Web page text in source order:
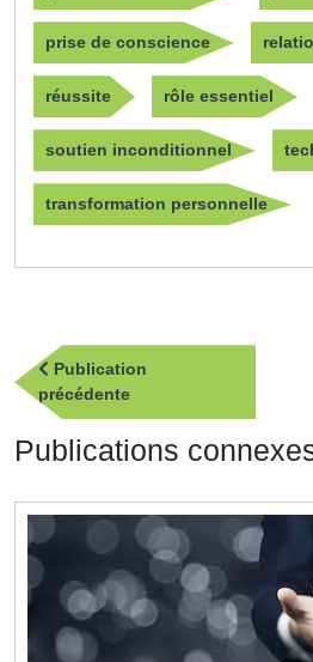
prise de conscience
réussite rôle essentiel
soutien inconditionnel
transformation personnelle
Navigation
de
l’article
Publication
précédentePublication
précédente
Publications